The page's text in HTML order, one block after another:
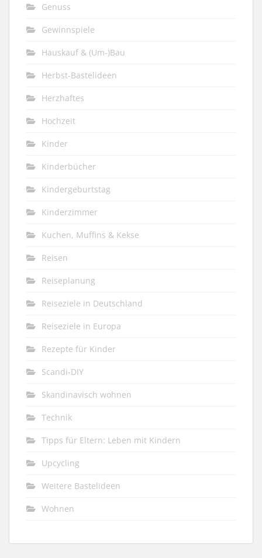
Genuss
Gewinnspiele
Hauskauf & (Um-)Bau
Herbst-Bastelideen
Herzhaftes
Hochzeit
Kinder
Kinderbücher
Kindergeburtstag
Kinderzimmer
Kuchen, Muffins & Kekse
Reisen
Reiseplanung
Reiseziele in Deutschland
Reiseziele in Europa
Rezepte für Kinder
Scandi-DIY
Skandinavisch wohnen
Technik
Tipps für Eltern: Leben mit Kindern
Upcycling
Weitere Bastelideen
Wohnen